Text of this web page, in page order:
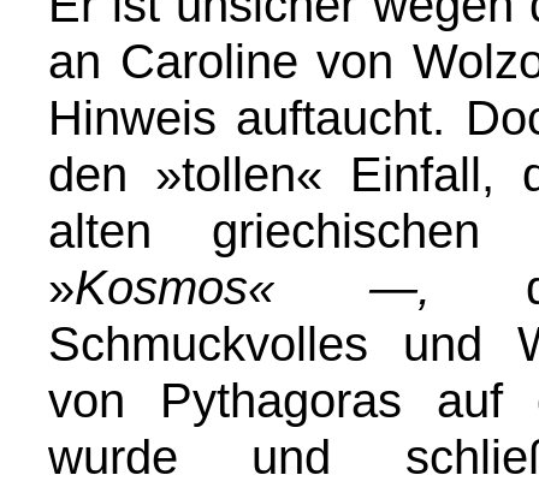
an Caroline von
Hinweis auftaucht.
den »tollen« Einfall,
alten
»Kosmos« —,
Schmuckvolles und
von Pythagoras auf
wurde und